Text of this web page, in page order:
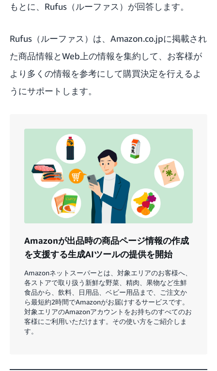
もとに、Rufus（ルーファス）が回答します。
Rufus（ルーファス）は、Amazon.co.jpに掲載され
た商品情報とWeb上の情報を集約して、お客様が
より多くの情報を参考にして購買決定を行えるよ
うにサポートします。
Amazonが出品時の商品ページ情報の作成
を支援する生成AIツールの提供を開始
Amazonネットスーパーとは、対象エリアのお客様へ、
各ストアで取り扱う新鮮な野菜、精肉、果物など生鮮
食品から、飲料、日用品、ベビー用品まで、ご注文か
ら最短約2時間でAmazonがお届けするサービスです。
対象エリアのAmazonアカウントをお持ちのすべてのお
客様にご利用いただけます。その使い方をご紹介しま
す。